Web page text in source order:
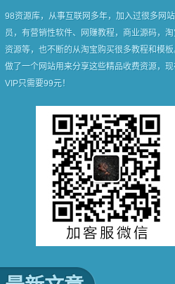
98资源库，从事互联网多年，加入过很多网
员，有营销性软件、网赚教程，商业源码，
资源等，也不断的从淘宝购买很多教程和模板
做了一个网站用来分享这些精品收费资源，现
VIP只需要99元！